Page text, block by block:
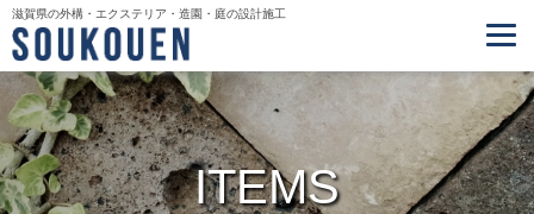
滋賀県の外構・エクステリア・造園・庭の設計施工
ITEMS